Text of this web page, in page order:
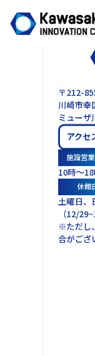
〒212-
川崎市幸
ミューザ
アクセ
施設営
10時～18
休館
土曜日、
（12/
※ただし
合がござ